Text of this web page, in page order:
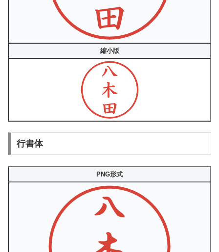
縮小版
行書体
PNG形式